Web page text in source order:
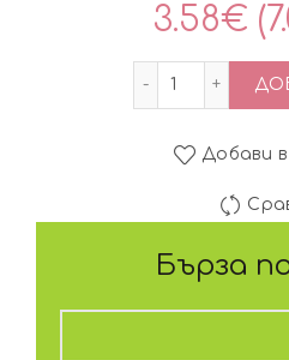
3.58€
Добави
Бърза